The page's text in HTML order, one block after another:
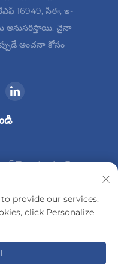
16949, సీఈ, ఇ-
అనుసరిస్తాయి. చైనా
అంచనా కోసం
జియాంగ్సు, చైనా
హక్కులు
provide our services.
click Personalize